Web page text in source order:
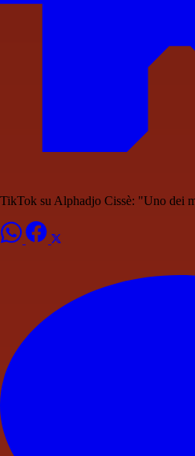
TikTok su Alphadjo Cissè: "Uno dei